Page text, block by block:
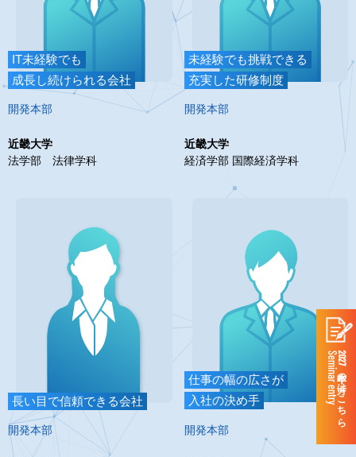
Seminar entry2027年卒の方はこちら
IT未経験でも
成長し続けられる会社
開発本部
近畿大学
法学部 法律学科
未経験でも挑戦できる
充実した研修制度
開発本部
近畿大学
経済学部 国際経済学科
長い目で信頼できる会社
開発本部
仕事の幅の広さが
入社の決め手
開発本部